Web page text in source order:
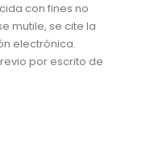
con fines no
mutile, se cite la
electrónica.
por escrito de